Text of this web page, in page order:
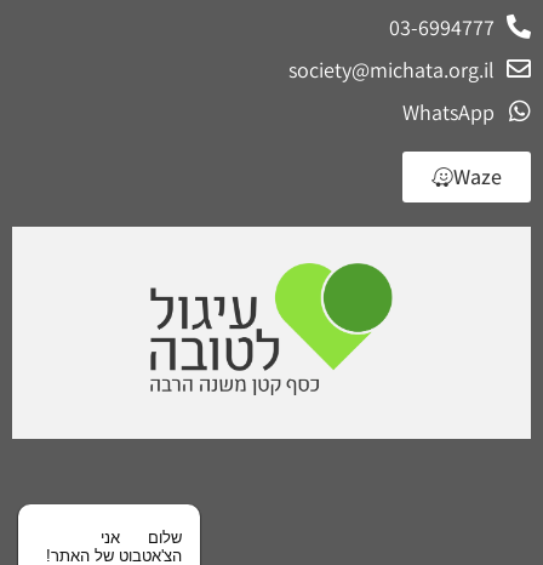
03-6994777
society@michata.org.il
WhatsApp
Waze
שלום
אני
הצ'אטבוט של האתר!